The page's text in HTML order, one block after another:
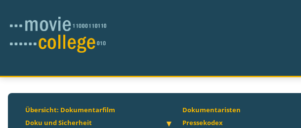
Übersicht: Dokumentarfilm Dokumentaristen
Doku und Sicherheit
Pressekodex